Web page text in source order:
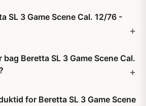
SL 3 Game Scene Cal. 12/76 -
Beretta SL 3 Game Scene Cal.
for Beretta SL 3 Game Scene